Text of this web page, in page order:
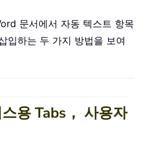
문서에서 자동 텍스트 항목
입하는 두 가지 방법을 보여
용 Tabs， 사용자